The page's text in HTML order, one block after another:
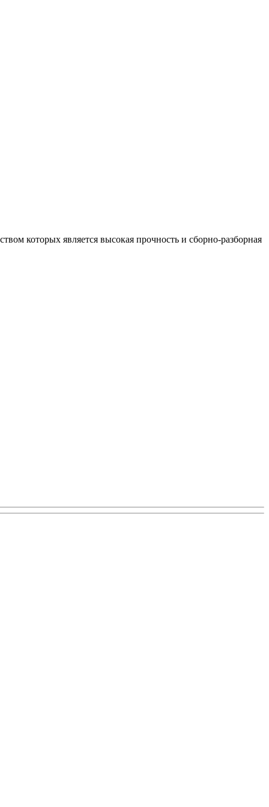
которых является высокая прочность и сборно-разборная